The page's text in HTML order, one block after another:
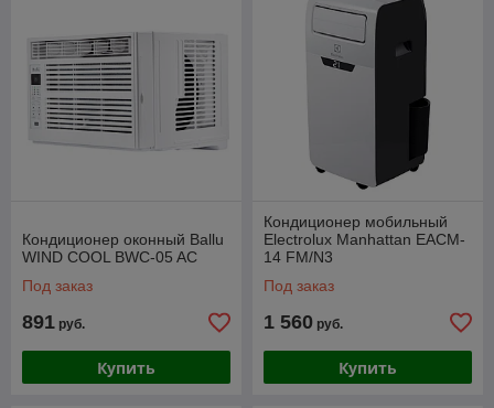
Кондиционер оконный Ballu
WIND COOL BWC-05 AC
Под заказ
891 руб.
Купить
Кондиционер мобильный
Electrolux Manhattan EACM-
14 FM/N3
Под заказ
1 560 руб.
Купить